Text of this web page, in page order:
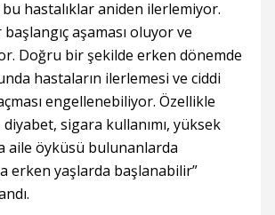
hastalıklar aniden ilerlemiyor.
aşaması oluyor ve
Doğru bir şekilde erken dönemde
hastaların ilerlemesi ve ciddi
engellenebiliyor. Özellikle
sigara kullanımı, yüksek
aile öyküsü bulunanlarda
erken yaşlarda başlanabilir”